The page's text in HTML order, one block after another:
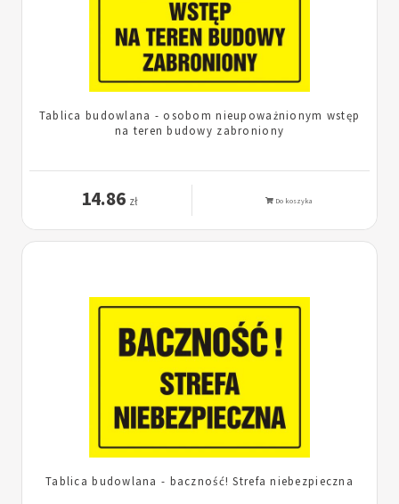
Tablica budowlana - osobom nieupoważnionym wstęp
na teren budowy zabroniony
14.86 zł Do koszyka
Tablica budowlana - baczność! Strefa niebezpieczna